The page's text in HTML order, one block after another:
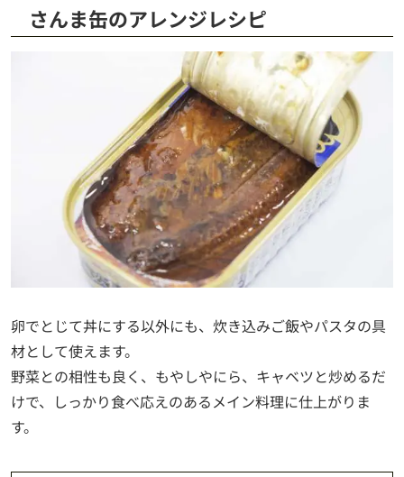
さんま缶のアレンジレシピ
卵でとじて丼にする以外にも、炊き込みご飯やパスタの具
材として使えます。
野菜との相性も良く、もやしやにら、キャベツと炒めるだ
けで、しっかり食べ応えのあるメイン料理に仕上がりま
す。